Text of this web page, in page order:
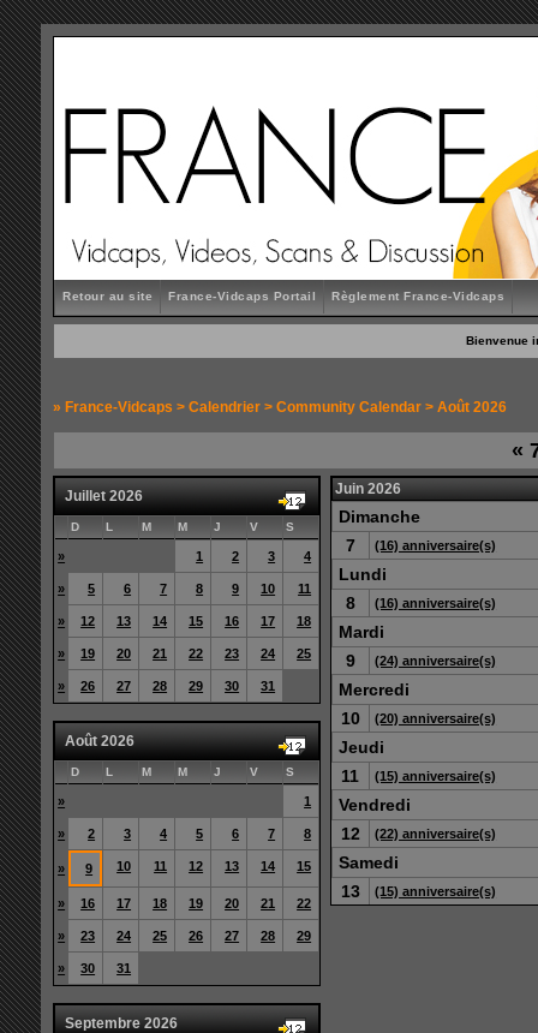
Retour au site France-Vidcaps Portail Règlement France-Vidcaps
Bienvenue
» France-Vidcaps >Calendrier >Community Calendar > Août 2026
«
Juillet 2026
D L M M J V S
» 1 2 3 4
» 5 6 7 8 9 10 11
» 12 13 14 15 16 17 18
» 19 20 21 22 23 24 25
» 26 27 28 29 30 31
Août 2026
D L M M J V S
» 1
» 2 3 4 5 6 7 8
» 9 10 11 12 13 14 15
» 16 17 18 19 20 21 22
» 23 24 25 26 27 28 29
» 30 31
Septembre 2026
Juin 2026
Dimanche
7
(16) anniversaire(s)
Lundi
8
(16) anniversaire(s)
Mardi
9
(24) anniversaire(s)
Mercredi
10
(20) anniversaire(s)
Jeudi
11
(15) anniversaire(s)
Vendredi
12
(22) anniversaire(s)
Samedi
13
(15) anniversaire(s)